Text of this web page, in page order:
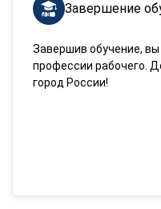
Завершение
Завершив обучение,
профессии рабочего.
город России!